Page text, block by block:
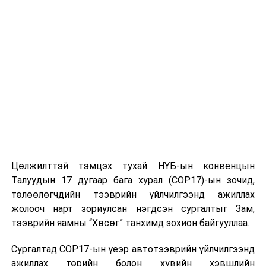
Цөлжилттэй тэмцэх тухай НҮБ-ын конвенцын
Талуудын 17 дугаар бага хурал (COP17)-ын зочид,
төлөөлөгчдийн тээврийн үйлчилгээнд ажиллах
жолооч нарт зориулсан нэгдсэн сургалтыг Зам,
тээврийн яамны “Хөсөг” танхимд зохион байгууллаа.
Сургалтад COP17-ын үеэр автотээврийн үйлчилгээнд
ажиллах төрийн болон хувийн хэвшлийн